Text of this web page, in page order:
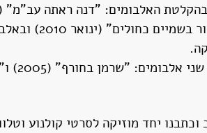
בהקלטת האלבומים: "דנה ראתה
2002), "פינוקיו" (ינואר 2007), באלבום הכפול
במקביל, תחת השם "דצמבר"
וכתבנו יחד מוזיקה לסרטי קולנוע